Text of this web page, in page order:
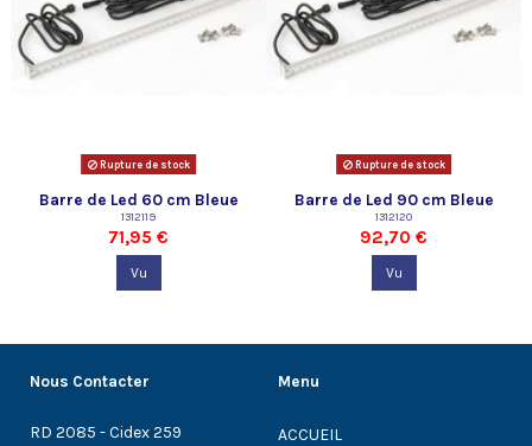
Rupture de stock
Barre de Led 60 cm Bleue
Ubbink
1312119
71,95 €
Vu
Rupture de stock
Barre de Led 90 cm Bleue
Ubbink
1312120
92,70 €
Vu
Nous Contacter
RD 2085 - Cidex 259
Menu
ACCUEIL